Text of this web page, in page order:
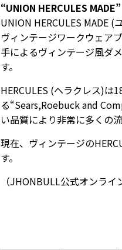
“UNION HERCULES MADE”
UNION HERCULES MADE
ヴィンテージワークウェア
手によるヴィンテージ風ダ
す。
HERCULES (ヘラクレス)は
る“Sears,Roebuck and
い品質により非常に多くの
現在、ヴィンテージの
す。
（JHONBULL公式オンライ